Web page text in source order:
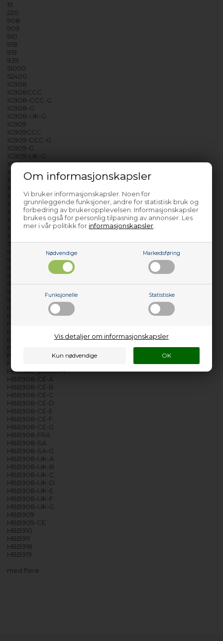
Om informasjonskapsler
Vi bruker informasjonskapsler. Noen for
grunnleggende funksjoner, andre for statistisk bruk og
forbedring av brukeropplevelsen. Informasjonskapsler
brukes også for personlig tilpasning av annonser. Les
mer i vår politikk for informasjonskapsler
Nødvendige Markedsføring
Funksjonelle Statistiske
Vis detaljer om informasjonskapsler
19
220
908
909
910
918
919
939
51000
52400
1G908
1G908CCC
1G908-CCC-G
1G908-G
1G908-UK-G
1G909
1G909CCC
1G909-CCC-G
1G909-G
1G909-UK-G
1G911
1G912
1G918
1G918-G
1G918-UK
1G918-UK-G
1G919
1G919-G
1G919-UK
1G919-UK-G
51000
908
909
910
918
918-E
919
919-E
HBAB01
HBAB02
HBB800-A
HBB800-B
HBB800-C
HBB90
HBB908
HBB908 (200806-)
HBB908 (201309-)
HBB908-CE-A
HBB908-CE-B
HBB908-CE-C
HBB908-CE-D
HBB908-CE-E
HBB908-CE-F
HBB908-CE-G
HBB908-FRA
HBB908-SA
HBB908-SA-G
HBB908-UK-A
HBB908-UK-B
HBB908-UK-C
HBB908-UK-D
HBB908-UK-E
HBB908-UK-F
HBB908-UK-G
HBB909
HBB909-CE
HBB910
HBB911
HBB918
HBB919
med flere…